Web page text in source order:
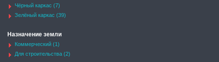
Чёрный каркас (7)
Зелёный каркас (39)
Назначение земли
Коммерческий (1)
Для строительства (2)